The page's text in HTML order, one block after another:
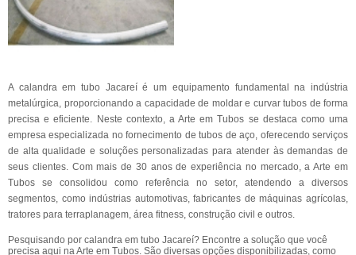
A calandra em tubo Jacareí é um equipamento fundamental na indústria
metalúrgica, proporcionando a capacidade de moldar e curvar tubos de forma
precisa e eficiente. Neste contexto, a Arte em Tubos se destaca como uma
empresa especializada no fornecimento de tubos de aço, oferecendo serviços
de alta qualidade e soluções personalizadas para atender às demandas de
seus clientes. Com mais de 30 anos de experiência no mercado, a Arte em
Tubos se consolidou como referência no setor, atendendo a diversos
segmentos, como indústrias automotivas, fabricantes de máquinas agrícolas,
tratores para terraplanagem, área fitness, construção civil e outros.
Pesquisando por calandra em tubo Jacareí? Encontre a solução que você
precisa aqui na Arte em Tubos. São diversas opções disponibilizadas, como